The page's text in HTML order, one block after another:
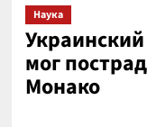
Наука
мог
Монако